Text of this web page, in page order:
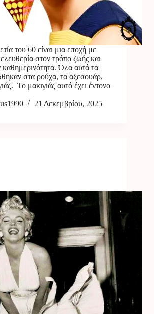
του 60 είναι μια εποχή με
στον τρόπο ζωής και
Όλα αυτά τα
στα ρούχα, τα αξεσουάρ,
Το μακιγιάζ αυτό έχει έντονο
21 Δεκεμβρίου, 2025